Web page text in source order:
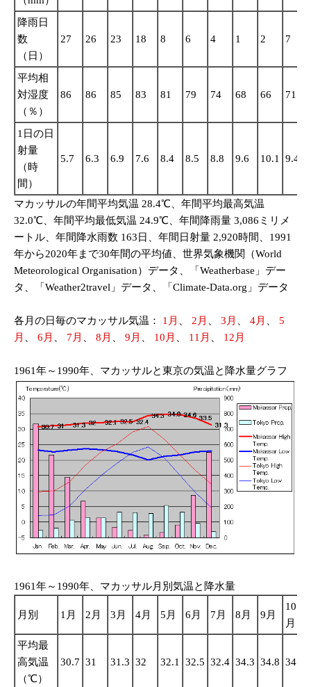
降雨日
数
（日）
27 26 23 18 8 6 4 1 2 7
平均相
対湿度
（％）
86 86 85 83 81 79 74 68 66 71
1日の日
射量
（時
間）
5.7 6.3 6.9 7.6 8.4 8.5 8.8 9.6 10.1 9.4
マカッサルの年間平均気温 28.4℃、年間平均最高気温
32.0℃、年間平均最低気温 24.9℃、年間降雨量 3,086ミリメ
ートル、年間降水雨数 163日、年間日射量 2,920時間、1991
年から2020年まで30年間の平均値、世界気象機関（World
Meteorological Organisation）データ、「Weatherbase」デー
タ、「Weather2travel」データ、「Climate-Data.org」データ
各月の日毎のマカッサル気温： 1月 、 2月 、 3月 、 4月 、 5
月 、 6月 、 7月 、 8月 、 9月 、 10月 、 11月 、 12月
1961年～1990年、マカッサルと東京の気温と降水量グラフ
1961年～1990年、マカッサル月別気温と降水量
月別 1月 2月 3月 4月 5月 6月 7月 8月 9月
10
月
平均最
高気温
（℃）
30.7 31 31.3 32 32.1 32.5 32.4 34.3 34.8 34.6